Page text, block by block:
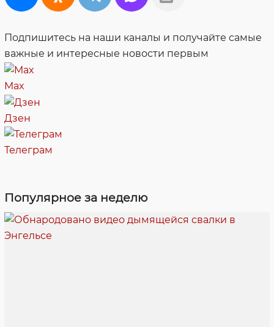
Подпишитесь на наши каналы и получайте самые
важные и интересные новости первым
Max
Дзен
Телеграм
Популярное за неделю